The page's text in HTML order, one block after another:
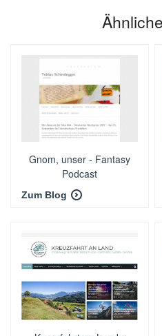
Gnom, unser - Fantasy
Podcast
Zum Blog